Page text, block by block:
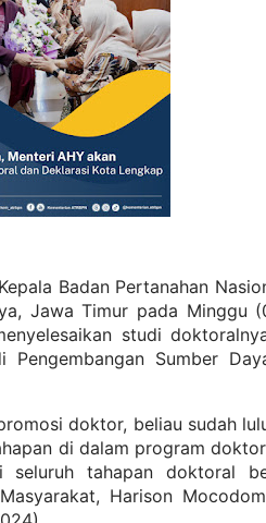
Badan Pertanahan
Jawa Timur pada Minggu
studi
Sumber
doktor, beliau sudah
di dalam program
tahapan doktoral
Harison